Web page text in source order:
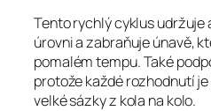
Tento rychlý cyklus udržuje
úrovni a zabraňuje únavě,
pomalém tempu. Také
protože každé rozhodnutí
velké sázky z kola na kolo.